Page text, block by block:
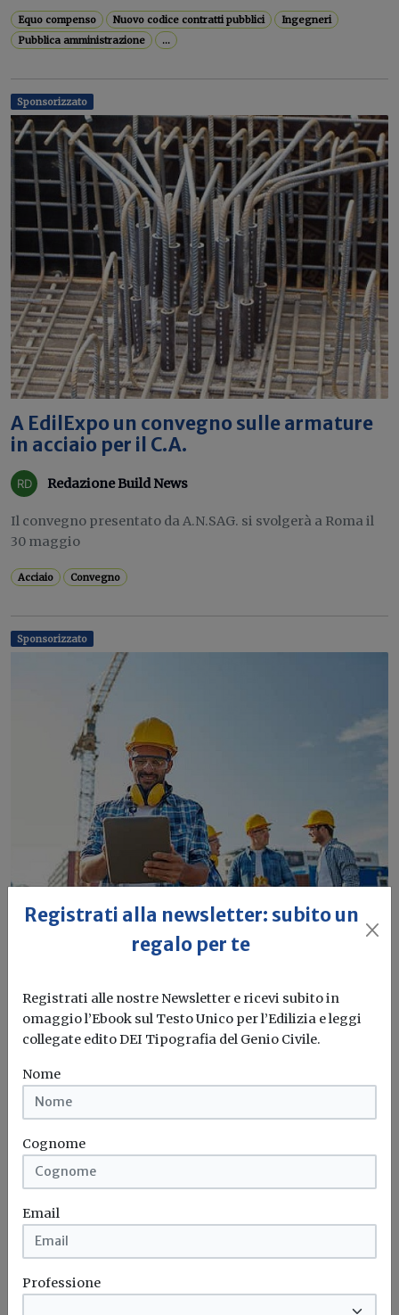
Equo compenso Nuovo codice contratti pubblici
Ingegneri
Pubblica amministrazione
...
Sponsorizzato
A EdilExpo un convegno sulle armature
in acciaio per il C.A.
Redazione Build News
Il convegno presentato da A.N.SAG. si svolgerà a Roma il
30 maggio
Acciaio Convegno
Sponsorizzato
Post Superbonus: responsabilità e
cessioni
Redazione Build News
Il convegno che si svolgerà il 13 e il 19 aprile ha...
Superbonus Cessione del credito Convegno Cantiere ...
Registrati alla newsletter: subito un
regalo per te
Registrati alle nostre Newsletter e ricevi subito in
omaggio l’Ebook sul Testo Unico per l’Edilizia e leggi
collegate edito DEI Tipografia del Genio Civile.
Nome
Cognome
Email
Professione